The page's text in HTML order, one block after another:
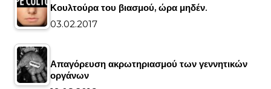
Κουλτούρα του βιασμού, ώρα μηδέν.
03.02.2017
Απαγόρευση ακρωτηριασμού των γεννητικών
οργάνων